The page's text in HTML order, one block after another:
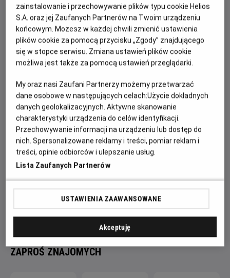
Lata 70 XX wieku. Ekscentryczny mistrz Salvador Dali
(laureat Oscara Ben Kingsley) przygotowuje wystawę w
Nowym Jorku. W szalonych przygotowaniach towarzyszą
mu niedoświadczony asystent galerii James, nowojorska
bohema artystyczna z gwiazdami tamtych czasów na
pasji i zazdrości związek.
ZAPROŚ ZNAJOMYCH
zainstalowanie i przechowywanie plików typu cookie Helios
S.A. oraz jej Zaufanych Partnerów na Twoim urządzeniu
końcowym. Możesz w każdej chwili zmienić ustawienia
plików cookie za pomocą przycisku „Zgody” znajdującego
się w stopce serwisu. Zmiana ustawień plików cookie
możliwa jest także za pomocą ustawień przeglądarki.
My oraz nasi Zaufani Partnerzy możemy przetwarzać
dane osobowe w następujących celach:Użycie dokładnych
danych geolokalizacyjnych. Aktywne skanowanie
charakterystyki urządzenia do celów identyfikacji.
Przechowywanie informacji na urządzeniu lub dostęp do
nich. Spersonalizowane reklamy i treści, pomiar reklam i
treści, opinie odbiorców i ulepszanie usług.
Lista Zaufanych Partnerów
USTAWIENIA ZAAWANSOWANE
Akceptuję